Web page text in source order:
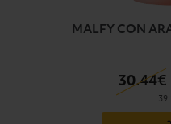
MALFY CON
30.44€